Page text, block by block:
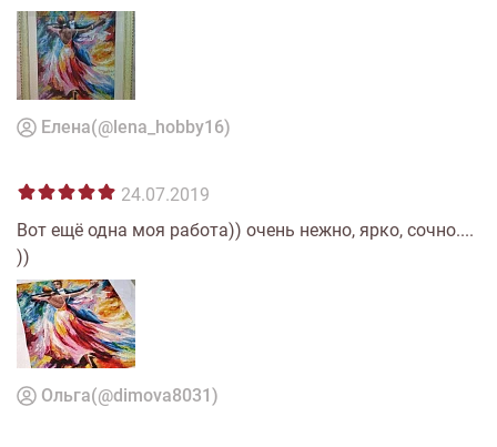
Елена(@lena_hobby16)
24.07.2019
Вот ещё одна моя работа)) очень нежно, ярко, сочно....
))
Ольга(@dimova8031)